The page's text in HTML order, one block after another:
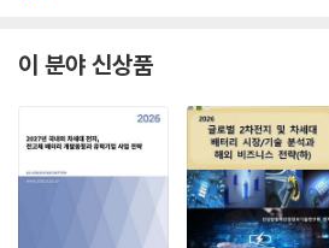
PART 7. 시니어는 ‘세상을 확장’한다
개인을 넘어, 다음 세대의 미래가 된다
“경험은 과거가 아니라, 미래를
이 분야 신상품